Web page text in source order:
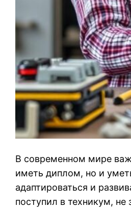
В современном мире
иметь диплом, но и
адаптироваться и
поступил в техникум, не